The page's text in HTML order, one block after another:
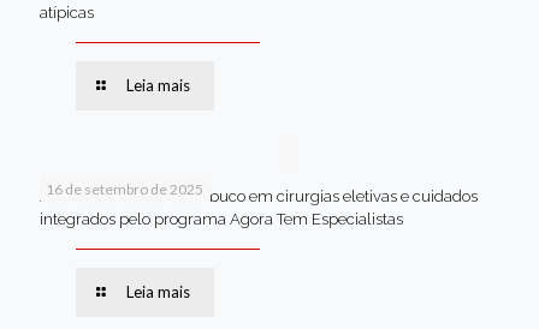
atípicas
Leia mais
16 de setembro de 2025
Jaboatão lidera Pernambuco em cirurgias eletivas e cuidados
integrados pelo programa Agora Tem Especialistas
Leia mais